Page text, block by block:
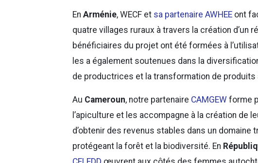
En Arménie, WECF et sa partenaire AWHEE ont
quatre villages ruraux à travers la création
bénéficiaires du projet ont été formées à
les a également soutenues dans la
de productrices et la transformation de
Au Cameroun, notre partenaire CAMGEW forme
l’apiculture et les accompagne à la création de
d’obtenir des revenus stables dans un
protégeant la forêt et la biodiversité. En